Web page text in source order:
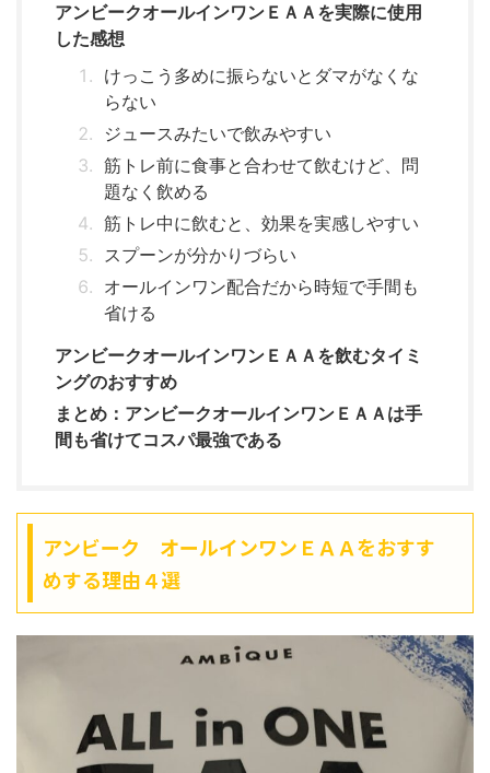
アンビークオールインワンＥＡＡを実際に使用
した感想
けっこう多めに振らないとダマがなくな
らない
ジュースみたいで飲みやすい
筋トレ前に食事と合わせて飲むけど、問
題なく飲める
筋トレ中に飲むと、効果を実感しやすい
スプーンが分かりづらい
オールインワン配合だから時短で手間も
省ける
アンビークオールインワンＥＡＡを飲むタイミ
ングのおすすめ
まとめ：アンビークオールインワンＥＡＡは手
間も省けてコスパ最強である
アンビーク オールインワンＥＡＡをおすす
めする理由４選